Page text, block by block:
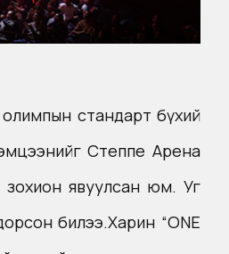
стандарт бүхий
Степпе Арена
зохион явуулсан юм. Уг
билээ.Харин “ONE